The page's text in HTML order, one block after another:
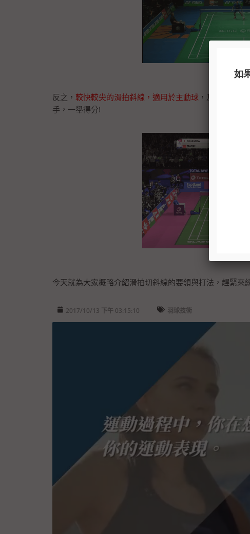
反之， 較快較尖的滑拍斜線，適用於主動球 ，及對手回球
手，一舉得分!
今天就為大家概略介紹滑拍切斜線的要領與打法，趕緊來
2017/10/13 下午 03:15:10 羽球技術